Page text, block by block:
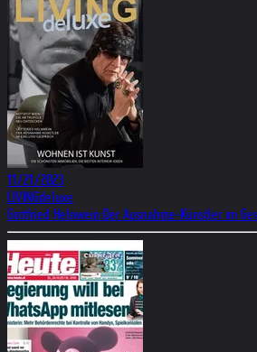
11/21/2023
LIVINGdeluxe
Gottfried Helnwein:Der Ausnahme-Künstler im